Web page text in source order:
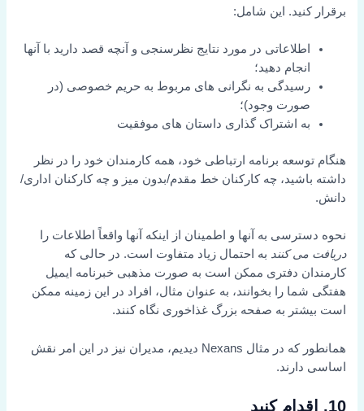
برقرار کنید. این شامل:
اطلاعاتی در مورد نتایج نظرسنجی و آنچه قصد دارید با آنها
انجام دهید؛
رسیدگی به نگرانی های مربوط به حریم خصوصی (در
صورت وجود)؛
به اشتراک گذاری داستان های موفقیت
هنگام توسعه برنامه ارتباطی خود، همه کارمندان خود را در نظر
داشته باشید، چه کارکنان خط مقدم/بدون میز و چه کارکنان اداری/
دانش.
نحوه دسترسی به آنها و اطمینان از اینکه آنها واقعاً اطلاعات را
دریافت می کنند به احتمال زیاد متفاوت است. در حالی که
کارمندان دفتری ممکن است به صورت مذهبی خبرنامه ایمیل
هفتگی شما را بخوانند، به عنوان مثال، افراد در این زمینه ممکن
است بیشتر به صفحه بزرگ غذاخوری نگاه کنند.
همانطور که در مثال Nexans دیدیم، مدیران نیز در این امر نقش
اساسی دارند.
10. اقدام کنید